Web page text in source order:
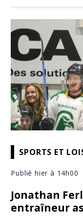
SPORTS ET
Publié hier à 14h00
Jonathan
entraîneur